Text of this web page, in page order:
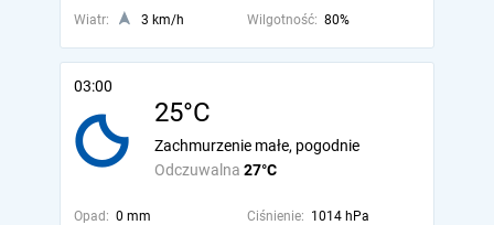
Wiatr:
3 km/h Wilgotność: 80%
03:00
25°C
Odczuwalna 27°C
Zachmurzenie małe, pogodnie
Opad: 0 mm Ciśnienie: 1014 hPa